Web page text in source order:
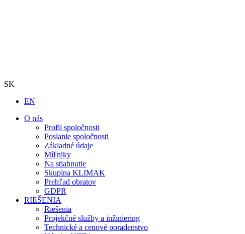
SK
EN
O nás
Profil spoločnosti
Poslanie spoločnosti
Základné údaje
Míľniky
Na stiahnutie
Skupina KLIMAK
Prehľad obratov
GDPR
RIEŠENIA
Riešenia
Projekčné služby a inžiniering
Technické a cenové poradenstvo